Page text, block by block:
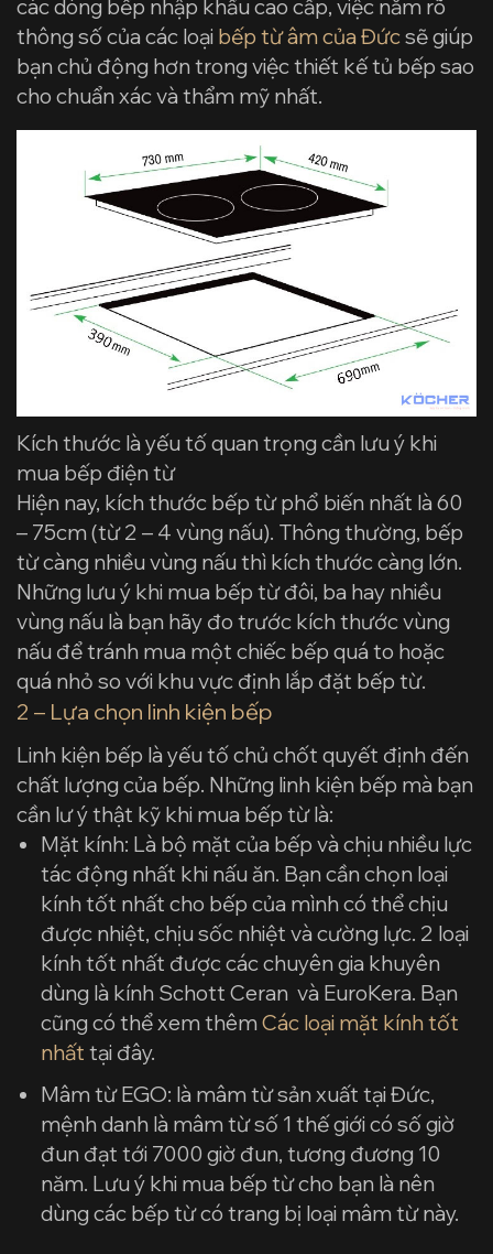
các dòng bếp nhập khẩu cao cấp, việc nắm rõ
thông số của các loại bếp từ âm của Đứcsẽ giúp
bạn chủ động hơn trong việc thiết kế tủ bếp sao
cho chuẩn xác và thẩm mỹ nhất.
Kích thước là yếu tố quan trọng cần lưu ý khi
mua bếp điện từ
Hiện nay, kích thước bếp từ phổ biến nhất là 60
– 75cm (từ 2 – 4 vùng nấu). Thông thường, bếp
từ càng nhiều vùng nấu thì kích thước càng lớn.
Những lưu ý khi mua bếp từ đôi, ba hay nhiều
vùng nấu là bạn hãy đo trước kích thước vùng
nấu để tránh mua một chiếc bếp quá to hoặc
quá nhỏ so với khu vực định lắp đặt bếp từ.
2 – Lựa chọn linh kiện bếp
Linh kiện bếp là yếu tố chủ chốt quyết định đến
chất lượng của bếp. Những linh kiện bếp mà bạn
cần lư ý thật kỹ khi mua bếp từ là:
Mặt kính: Là bộ mặt của bếp và chịu nhiều lực
tác động nhất khi nấu ăn. Bạn cần chọn loại
kính tốt nhất cho bếp của mình có thể chịu
được nhiệt, chịu sốc nhiệt và cường lực. 2 loại
kính tốt nhất được các chuyên gia khuyên
dùng là kính Schott Ceran và EuroKera. Bạn
cũng có thể xem thêmCác loại mặt kính tốt
nhất tại đây.
Mâm từ EGO: là mâm từ sản xuất tại Đức,
mệnh danh là mâm từ số 1 thế giới có số giờ
đun đạt tới 7000 giờ đun, tương đương 10
năm. Lưu ý khi mua bếp từ cho bạn là nên
dùng các bếp từ có trang bị loại mâm từ này.